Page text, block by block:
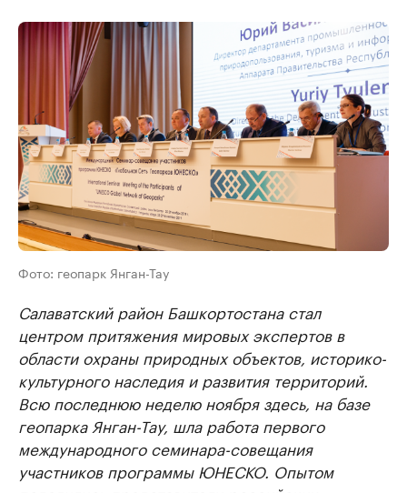
Фото: геопарк Янган-Тау
Салаватский район Башкортостана стал
центром притяжения мировых экспертов в
области охраны природных объектов, историко-
культурного наследия и развития территорий.
Всю последнюю неделю ноября здесь, на базе
геопарка Янган-Тау, шла работа первого
международного семинара-совещания
участников программы ЮНЕСКО. Опытом